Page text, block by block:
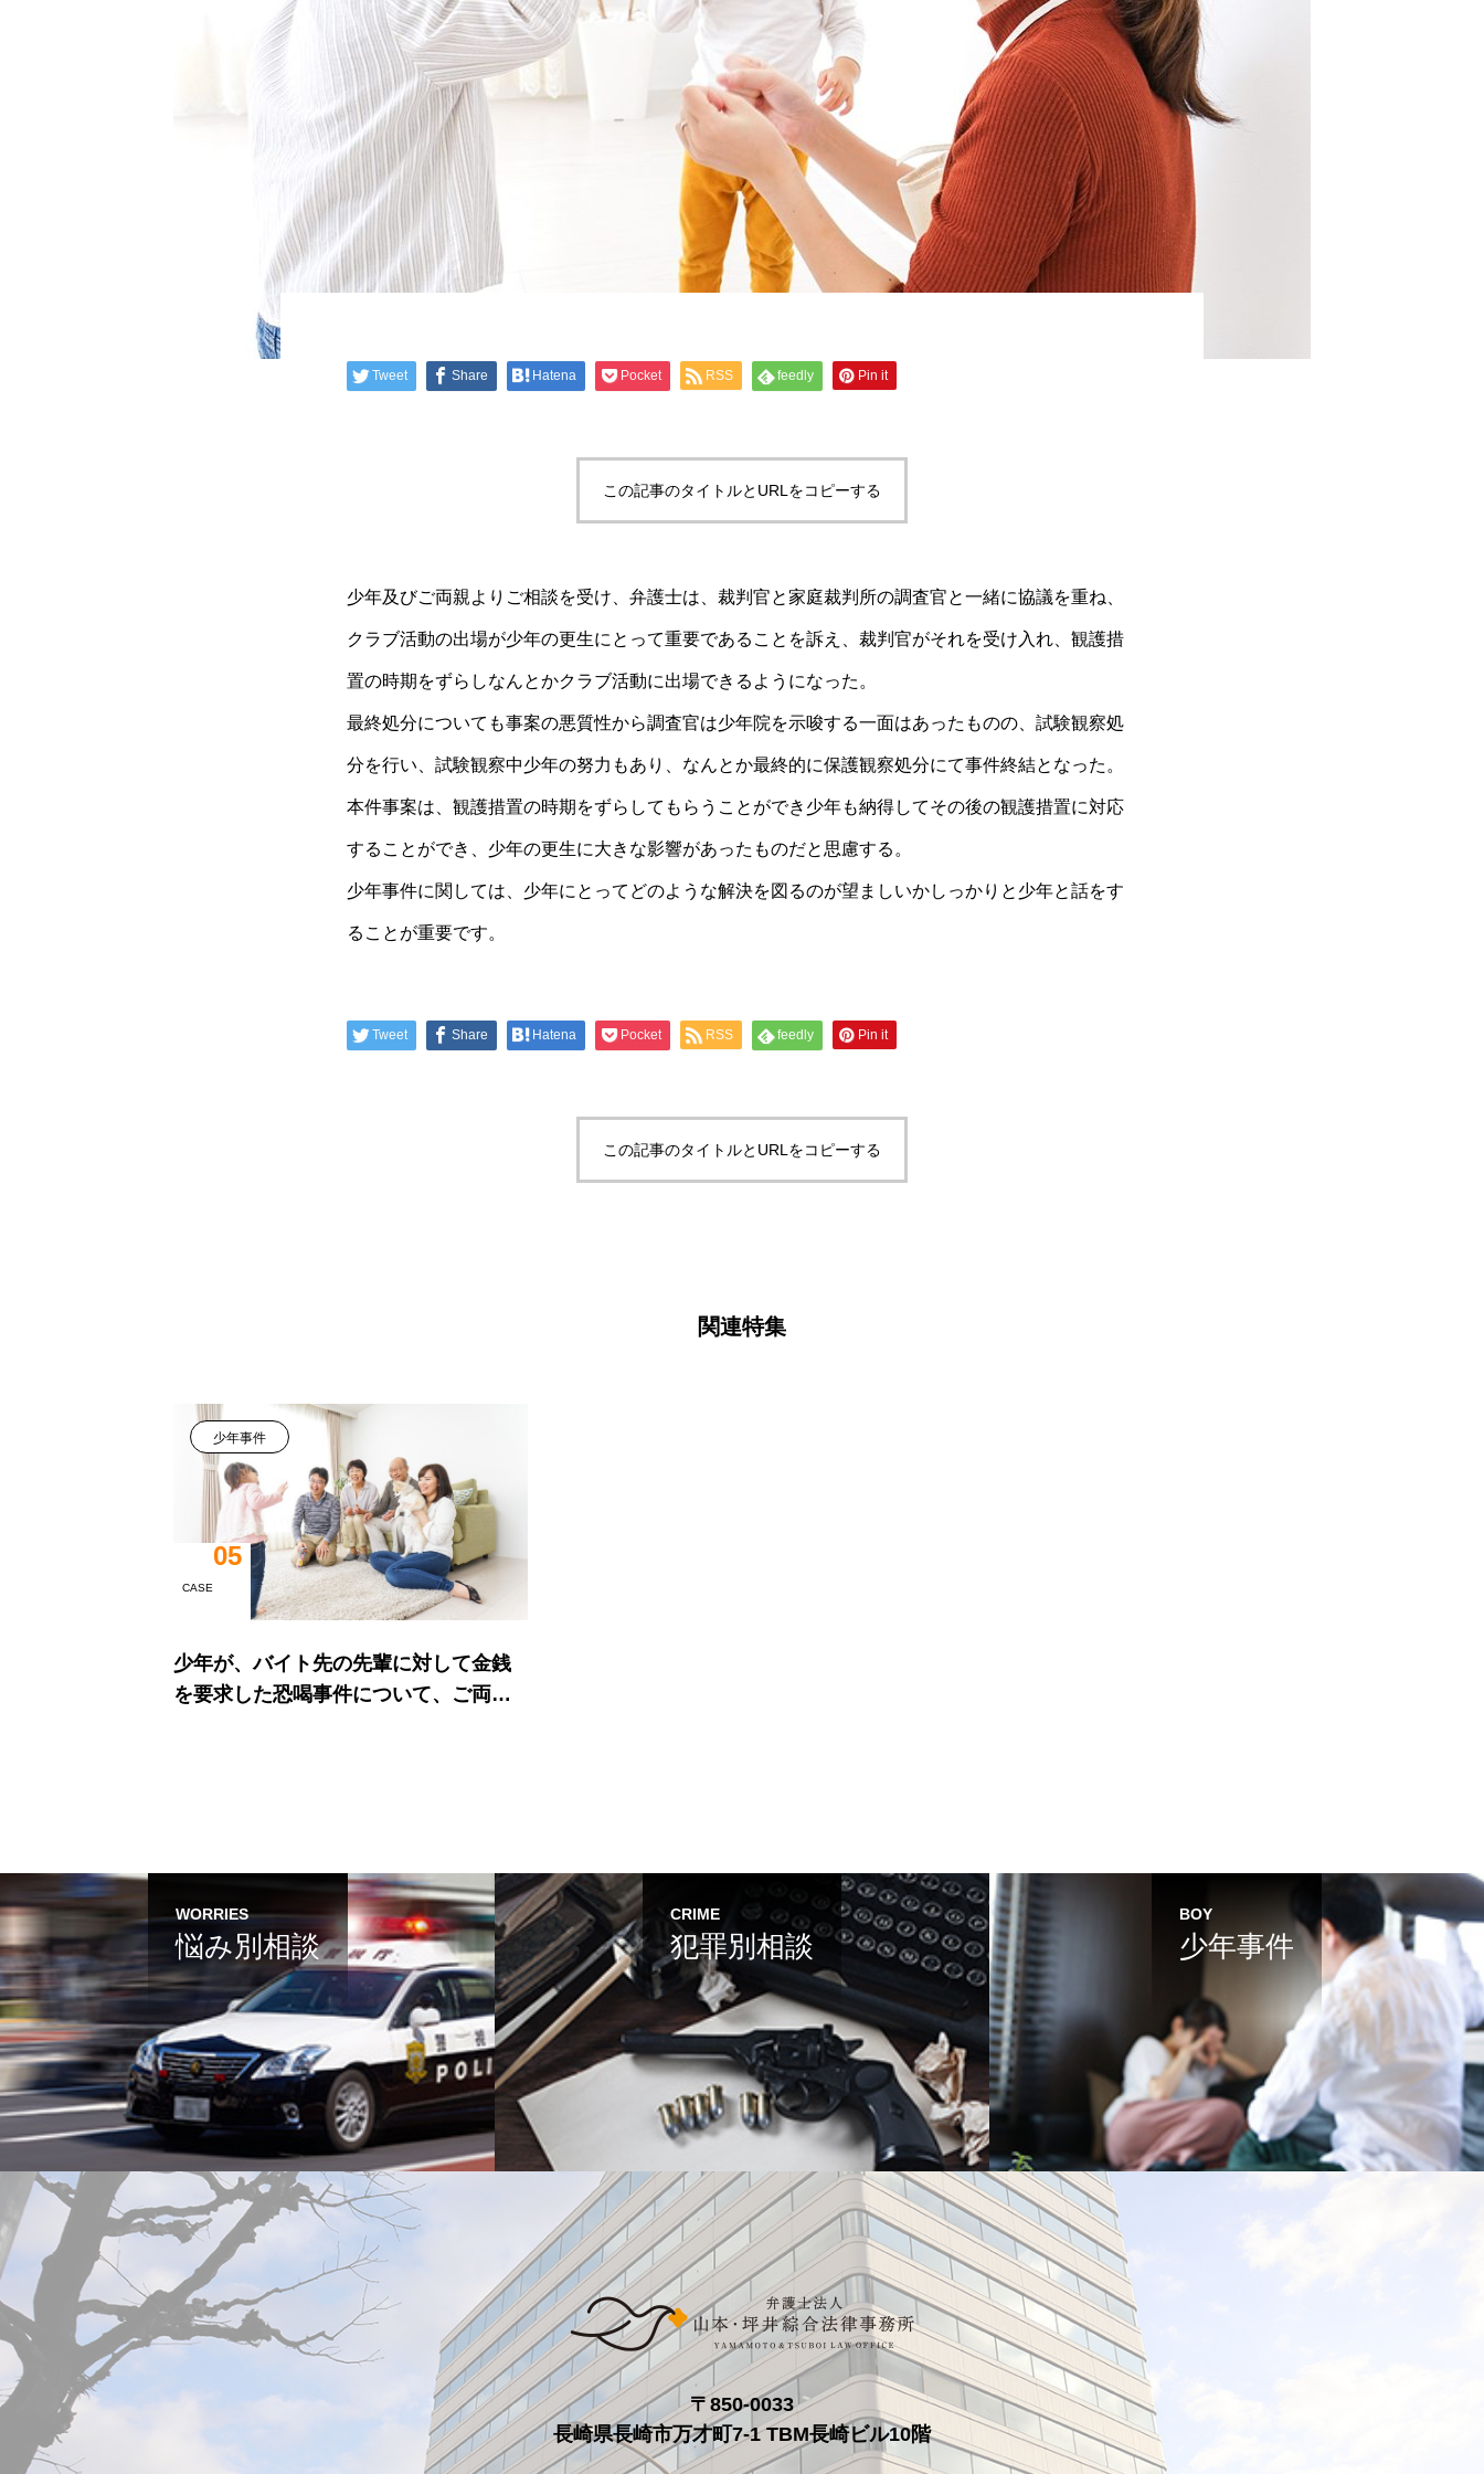
Tweet Share Hatena Pocket RSS feedly Pin it
この記事のタイトルとURLをコピーする
少年及びご両親よりご相談を受け、弁護士は、裁判官と家庭裁判所の調査官と一緒に協議を重ね、
クラブ活動の出場が少年の更生にとって重要であることを訴え、裁判官がそれを受け入れ、観護措
置の時期をずらしなんとかクラブ活動に出場できるようになった。
最終処分についても事案の悪質性から調査官は少年院を示唆する一面はあったものの、試験観察処
分を行い、試験観察中少年の努力もあり、なんとか最終的に保護観察処分にて事件終結となった。
本件事案は、観護措置の時期をずらしてもらうことができ少年も納得してその後の観護措置に対応
することができ、少年の更生に大きな影響があったものだと思慮する。
少年事件に関しては、少年にとってどのような解決を図るのが望ましいかしっかりと少年と話をす
ることが重要です。
Tweet Share Hatena Pocket RSS feedly Pin it
この記事のタイトルとURLをコピーする
関連特集
少年事件
CASE
05
少年が、バイト先の先輩に対して金銭
を要求した恐喝事件について、ご両親
WORRIES
悩み別相談
CRIME
犯罪別相談
BOY
少年事件
〒850-0033
長崎県長崎市万才町7-1 TBM長崎ビル10階